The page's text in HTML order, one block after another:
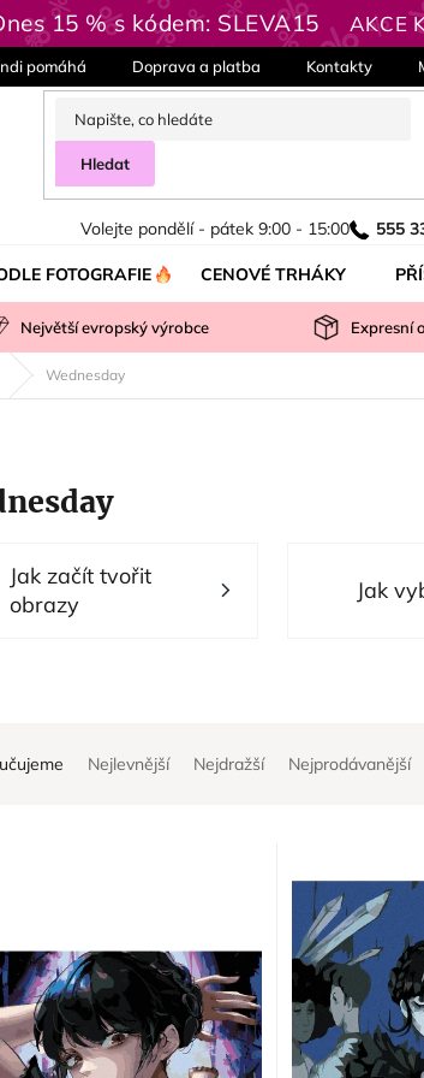
15 % s kódem: SLEVA15 AKCE
pomáhá Doprava a platba Kontakty
Hledat
Volejte pondělí - pátek 9:00 - 15:00 555
FOTOGRAFIE CENOVÉ TRHÁKY
Největší evropský výrobce Expresní
Wednesday
Nejlevnější Nejdražší Nejprodávanější
Jak začít tvořit
obrazy
Jak